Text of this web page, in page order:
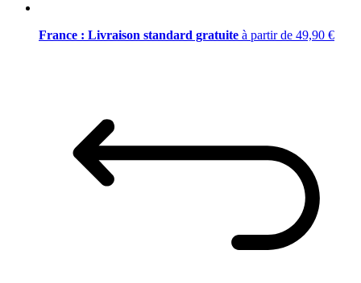
France : Livraison standard gratuite à partir de 49,90 €